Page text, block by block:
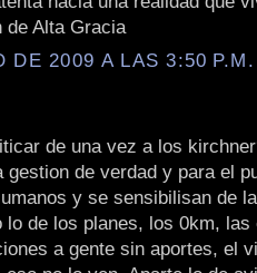
de Alta Gracia
DE 2009 A LAS 3:50 P.M.
de una vez a los
gestion de verdad y para el
y se sensibilisan de
lo de los planes, los 0km, las
a gente sin aportes, el